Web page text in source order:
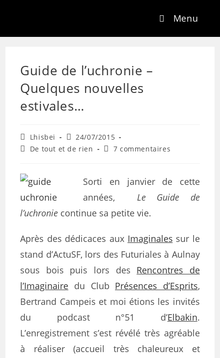
Menu
Guide de l’uchronie –
Quelques nouvelles
estivales…
Lhisbei
24/07/2015
De tout et de rien
7 commentaires
Sorti en janvier de cette
années, Le Guide de
l’uchronie continue sa petite vie.
Après des dédicaces aux Imaginales sur le
stand d’ActuSF, lors des Futuriales à Aulnay
sous bois puis lors des Rencontres de
l’Imaginaire du Club Présences d’Esprits,
Bertrand Campeis et moi étions les invités
du podcast n°51 d’Elbakin.
L’enregistrement s’est révélé très agréable
à réaliser (accueil très chaleureux et